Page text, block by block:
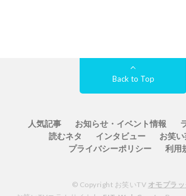
Back to Top
人気記事 お知らせ・イベント情報
読むネタ
インタビュー
お笑
プライバシーポリシー
利用
© Copyright お笑いTV オモプラッ